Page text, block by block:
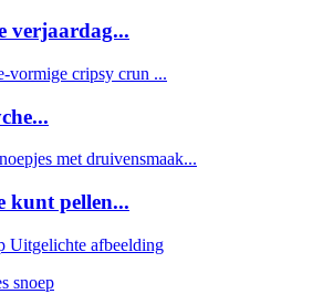
verjaardag...
kunt pellen...